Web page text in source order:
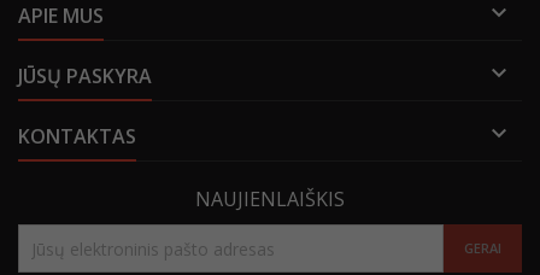
APIE MUS 
JŪSŲ PASKYRA 
KONTAKTAS 
NAUJIENLAIŠKIS